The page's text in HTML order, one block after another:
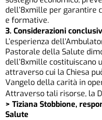
dell’8xmille per garantire
e formative.
3. Considerazioni
L’esperienza
Pastorale della Salute
dell’8xmille costituiscano
attraverso cui la Chiesa
Vangelo della carità in
Attraverso tali risorse, la
> Tiziana Stobbione,
Salute